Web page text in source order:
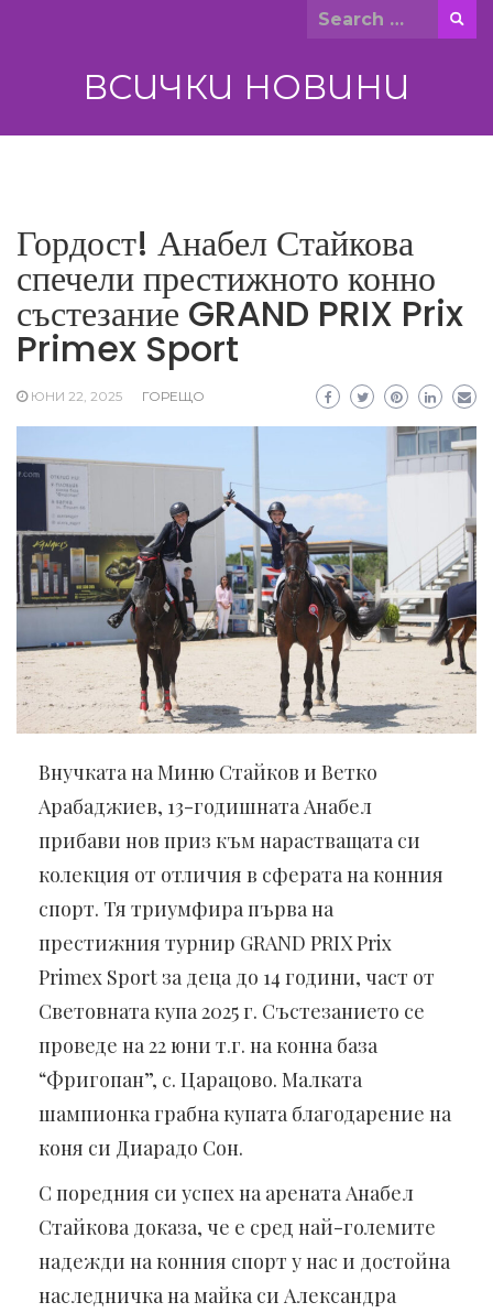
Search
ВСИЧКИ НОВИНИ
Гордост! Анабел Стайкова
спечели престижното конно
състезание GRAND PRIX Prix
Primex Sport
ЮНИ 22, 2025 ГОРЕЩО
Внучката на Миню Стайков и Ветко
Арабаджиев, 13-годишната Анабел
прибави нов приз към нарастващата си
колекция от отличия в сферата на конния
спорт. Тя триумфира първа на
престижния турнир GRAND PRIX Prix
Primex Sport за деца до 14 години, част от
Световната купа 2025 г. Състезанието се
проведе на 22 юни т.г. на конна база
“Фригопан”, с. Царацово. Малката
шампионка грабна купата благодарение на
коня си Диарадо Сон.
С поредния си успех на арената Анабел
Стайкова доказа, че е сред най-големите
надежди на конния спорт у нас и достойна
наследничка на майка си Александра